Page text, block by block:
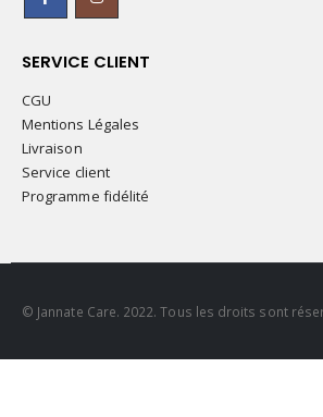
SERVICE CLIENT
CGU
Mentions Légales
Livraison
Service client
Programme fidélité
© Jannate Care. 2022. Tous les droits sont